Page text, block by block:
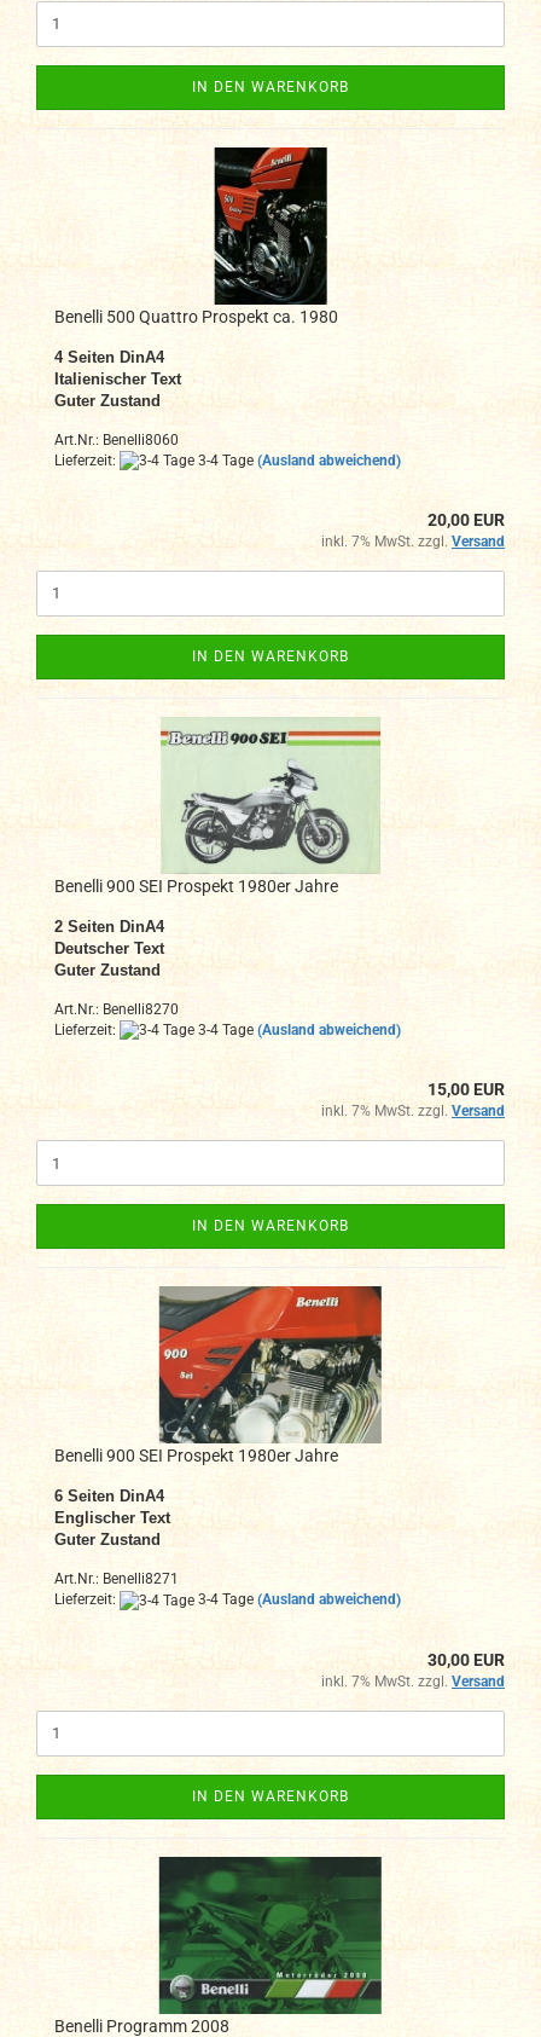
IN DEN WARENKORB
Benelli 500 Quattro Prospekt ca. 1980
4 Seiten DinA4
Italienischer Text
Guter Zustand
Art.Nr.: Benelli8060
Lieferzeit:
3-4 Tage (Ausland abweichend)
20,00 EUR
inkl. 7% MwSt. zzgl. Versand
IN DEN WARENKORB
Benelli 900 SEI Prospekt 1980er Jahre
2 Seiten DinA4
Deutscher Text
Guter Zustand
Art.Nr.: Benelli8270
Lieferzeit:
3-4 Tage (Ausland abweichend)
15,00 EUR
inkl. 7% MwSt. zzgl. Versand
IN DEN WARENKORB
Benelli 900 SEI Prospekt 1980er Jahre
6 Seiten DinA4
Englischer Text
Guter Zustand
Art.Nr.: Benelli8271
Lieferzeit:
3-4 Tage (Ausland abweichend)
30,00 EUR
inkl. 7% MwSt. zzgl. Versand
IN DEN WARENKORB
Benelli Programm 2008